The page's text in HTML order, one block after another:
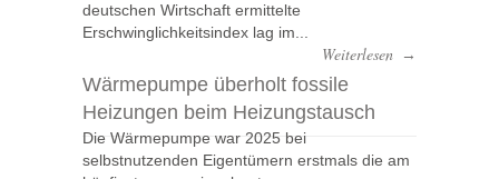
deutschen Wirtschaft ermittelte
Erschwinglichkeitsindex lag im...
Weiterlesen →
Wärmepumpe überholt fossile
Heizungen beim Heizungstausch
Die Wärmepumpe war 2025 bei
selbstnutzenden Eigentümern erstmals die am